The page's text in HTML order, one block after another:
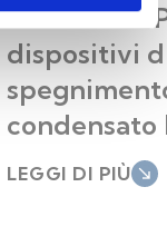
interfaccia
dispositivi
condensato
LEGGI DI PIÙ south_east